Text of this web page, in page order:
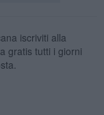
iscriviti alla
gratis tutti i giorni